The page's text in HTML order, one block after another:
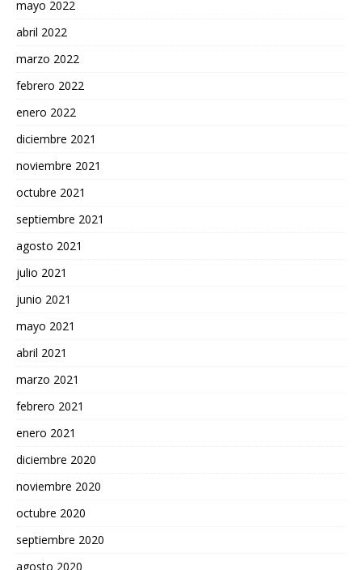
mayo 2022
abril 2022
marzo 2022
febrero 2022
enero 2022
diciembre 2021
noviembre 2021
octubre 2021
septiembre 2021
agosto 2021
julio 2021
junio 2021
mayo 2021
abril 2021
marzo 2021
febrero 2021
enero 2021
diciembre 2020
noviembre 2020
octubre 2020
septiembre 2020
agosto 2020